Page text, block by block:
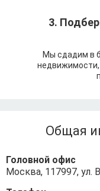
3.
Мы сдадим в
Общая
Головной офис
Москва, 117997, ул.